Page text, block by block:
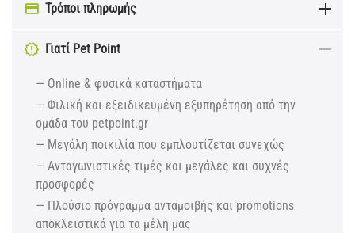
Τρόποι πληρωμής
Γιατί Pet Point
— Online & φυσικά καταστήματα
— Φιλική και εξειδικευμένη εξυπηρέτηση από την
ομάδα του petpoint.gr
— Μεγάλη ποικιλία που εμπλουτίζεται συνεχώς
— Ανταγωνιστικές τιμές και μεγάλες και συχνές
προσφορές
— Πλούσιο πρόγραμμα ανταμοιβής και promotions
αποκλειστικά για τα μέλη μας